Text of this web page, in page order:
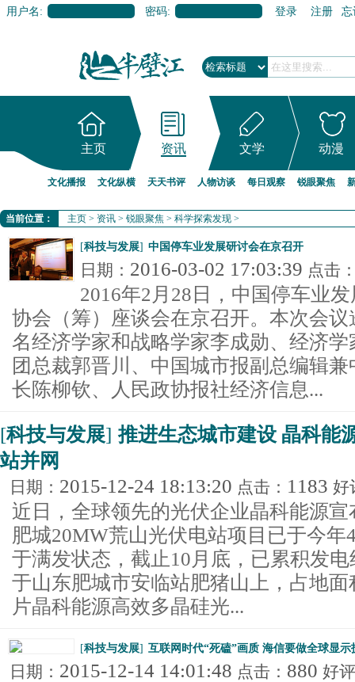
用户名: 密码: 登录 注册 忘
主页 资讯 文学 动漫
文化播报 文化纵横 天天书评 人物访谈 每日观察 锐眼聚焦
当前位置： 主页 > 资讯 > 锐眼聚焦 > 科学探索发现 >
[科技与发展] 中国停车业发展研讨会在京召开
日期： 2016-03-02 17:03:39 点击
2016年2月28日，中国停车业
协会（筹）座谈会在京召开。本次会
名经济学家和战略学家李成勋、经济
团总裁郭晋川、中国城市报副总编辑
长陈柳钦、人民政协报社经济信息...
[科技与发展] 推进生态城市建设 晶科能
站并网
日期： 2015-12-24 18:13:20 点击： 1183 好
近日，全球领先的光伏企业晶科能源
肥城20MW荒山光伏电站项目已于今
于满发状态，截止10月底，已累积发
于山东肥城市安临站肥猪山上，占地面
片晶科能源高效多晶硅光...
[科技与发展] 互联网时代“死磕”画质 海信要做全球显示
日期： 2015-12-14 14:01:48 点击： 880 好